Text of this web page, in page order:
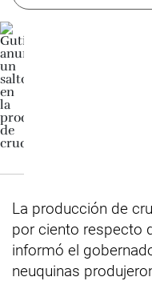
La producción de
por ciento respecto
informó el
neuquinas